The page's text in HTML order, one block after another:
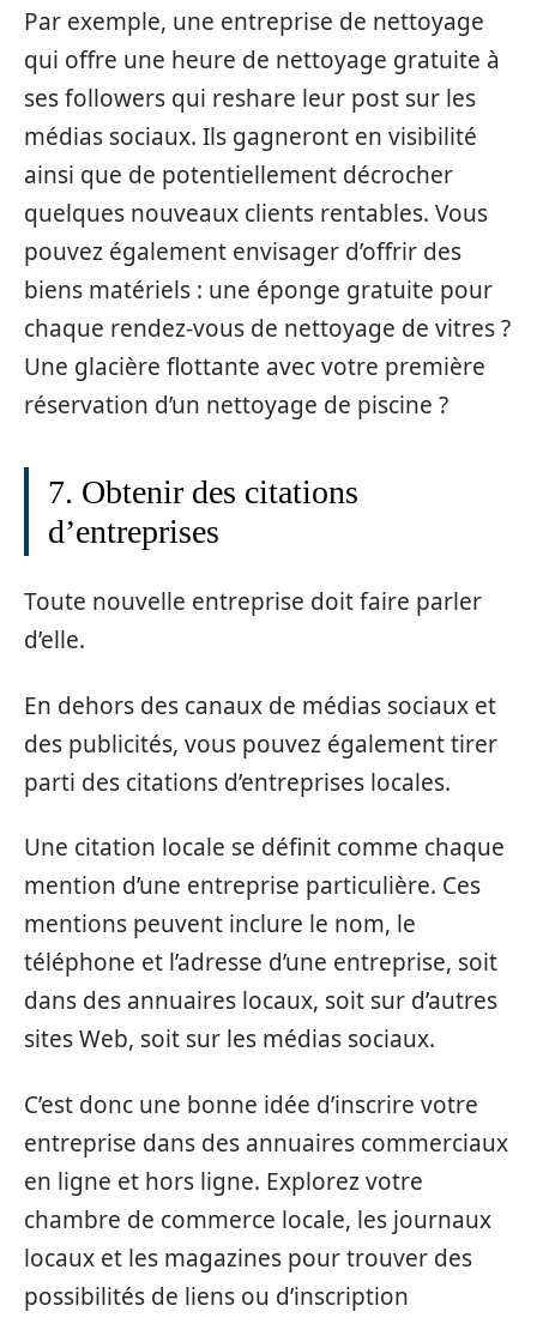
Par exemple, une entreprise de nettoyage
qui offre une heure de nettoyage gratuite à
ses followers qui reshare leur post sur les
médias sociaux. Ils gagneront en visibilité
ainsi que de potentiellement décrocher
quelques nouveaux clients rentables. Vous
pouvez également envisager d’offrir des
biens matériels : une éponge gratuite pour
chaque rendez-vous de nettoyage de vitres ?
Une glacière flottante avec votre première
réservation d’un nettoyage de piscine ?
7. Obtenir des citations
d’entreprises
Toute nouvelle entreprise doit faire parler
d’elle.
En dehors des canaux de médias sociaux et
des publicités, vous pouvez également tirer
parti des citations d’entreprises locales.
Une citation locale se définit comme chaque
mention d’une entreprise particulière. Ces
mentions peuvent inclure le nom, le
téléphone et l’adresse d’une entreprise, soit
dans des annuaires locaux, soit sur d’autres
sites Web, soit sur les médias sociaux.
C’est donc une bonne idée d’inscrire votre
entreprise dans des annuaires commerciaux
en ligne et hors ligne. Explorez votre
chambre de commerce locale, les journaux
locaux et les magazines pour trouver des
possibilités de liens ou d’inscription